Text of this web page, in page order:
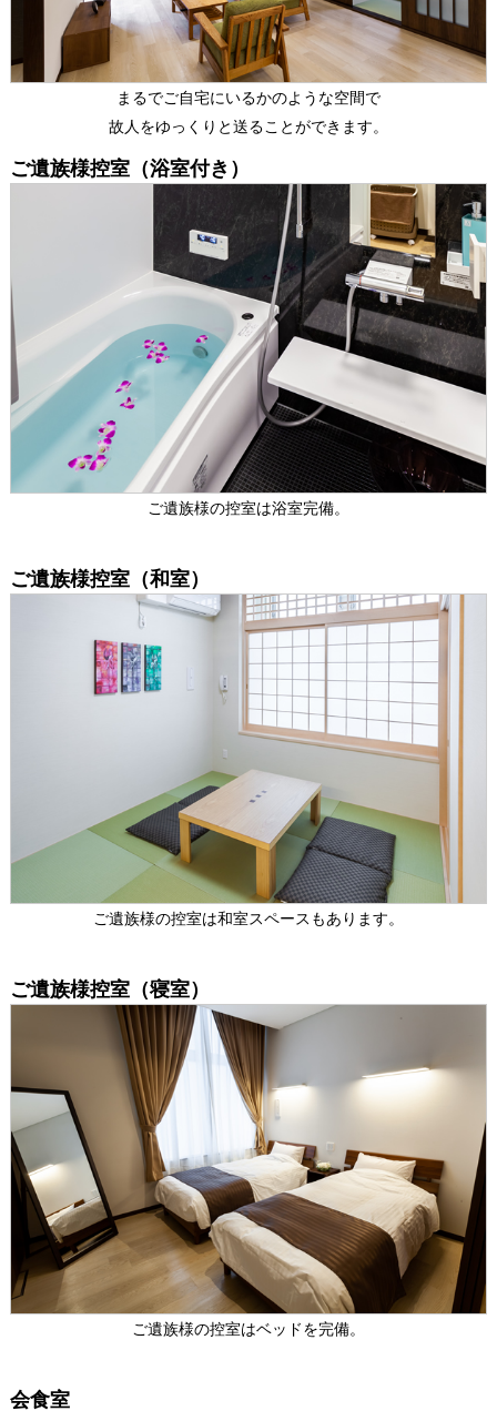
まるでご自宅にいるかのような空間で
故人をゆっくりと送ることができます。
ご遺族様控室（浴室付き）
ご遺族様の控室は浴室完備。
ご遺族様控室（和室）
ご遺族様の控室は和室スペースもあります。
ご遺族様控室（寝室）
ご遺族様の控室はベッドを完備。
会食室